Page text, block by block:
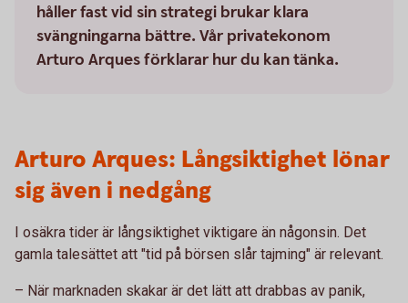
håller fast vid sin strategi brukar klara
svängningarna bättre. Vår privatekonom
Arturo Arques förklarar hur du kan tänka.
Arturo Arques: Långsiktighet lönar
sig även i nedgång
I osäkra tider är långsiktighet viktigare än någonsin. Det
gamla talesättet att "tid på börsen slår tajming" är relevant.
– När marknaden skakar är det lätt att drabbas av panik,